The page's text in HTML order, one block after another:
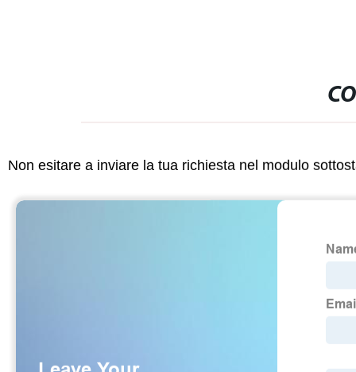
Non esitare a inviare la tua richiesta nel modulo